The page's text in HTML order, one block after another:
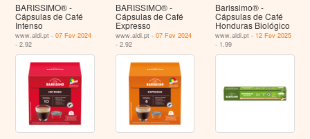
BARISSIMO® -
Cápsulas de Café
Intenso
www.aldi.pt -07 Fev 2024
- 2.92
BARISSIMO® -
Cápsulas de Café
Expresso
www.aldi.pt - 07 Fev 2024
- 2.92
Barissimo® -
Cápsulas de Café
Honduras Biológico
www.aldi.pt - 12 Fev 2025
- 1.99